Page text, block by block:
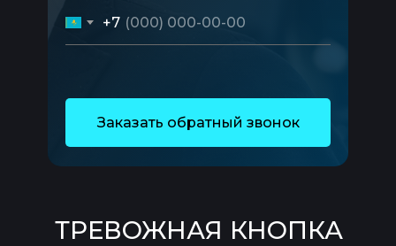
+7
Заказать обратный звонок
ТРЕВОЖНАЯ КНОПКА